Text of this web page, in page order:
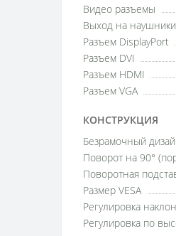
Видео разъемы
Выход на наушники
Разъем DisplayPort
Разъем DVI
Разъем HDMI
Разъем VGA
КОНСТРУКЦИЯ
Безрамочный
Поворот на 90°
Поворотная
Размер VESA
Регулировка
Регулировка по